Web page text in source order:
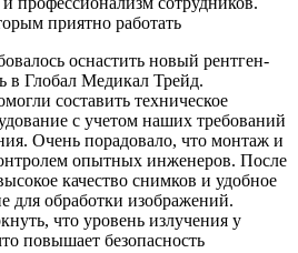
приятно работать
оснастить новый рентген-
в Глобал Медикал Трейд.
составить техническое
с учетом наших требований
Очень порадовало, что монтаж и
опытных инженеров. После
качество снимков и удобное
для обработки изображений.
что уровень излучения у
повышает безопасность